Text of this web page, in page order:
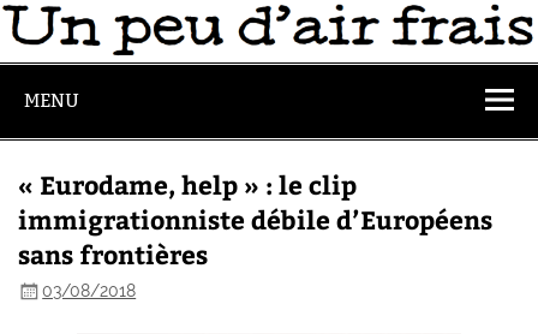
MENU
« Eurodame, help » : le clip
immigrationniste débile d’Européens
sans frontières
03/08/2018